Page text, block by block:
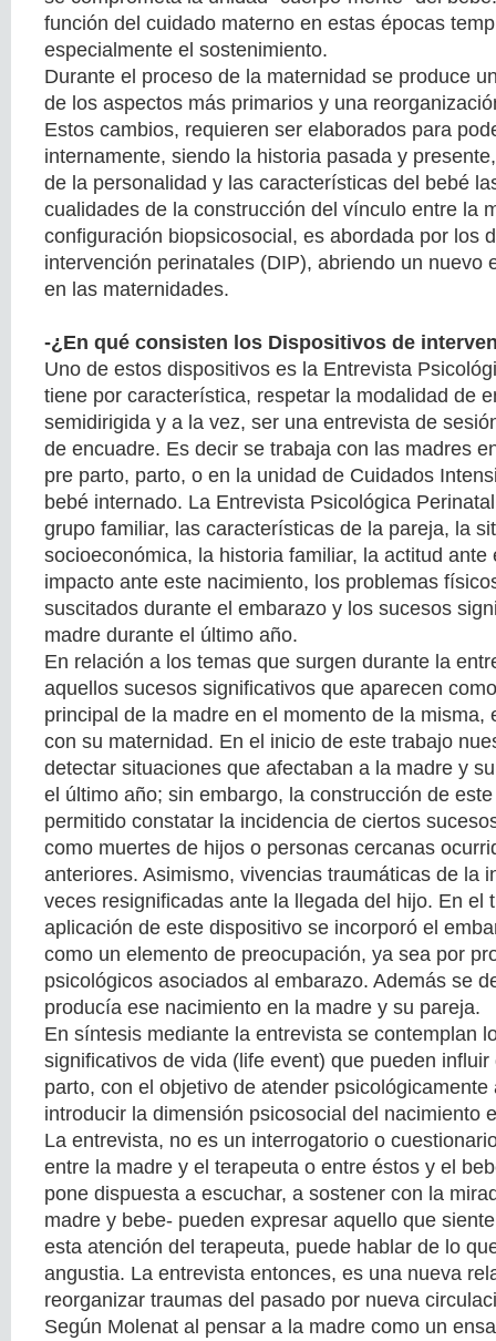
función del cuidado materno en estas épocas
especialmente el sostenimiento.
Durante el proceso de la maternidad se produce
de los aspectos más primarios y una
Estos cambios, requieren ser elaborados para
internamente, siendo la historia pasada y
de la personalidad y las características del bebé
cualidades de la construcción del vínculo entre la
configuración biopsicosocial, es abordada por los
intervención perinatales (DIP), abriendo un nuevo
en las maternidades.
-¿En qué consisten los Dispositivos de
Uno de estos dispositivos es la Entrevista
tiene por característica, respetar la modalidad de
semidirigida y a la vez, ser una entrevista de
de encuadre. Es decir se trabaja con las madres
pre parto, parto, o en la unidad de Cuidados
bebé internado. La Entrevista Psicológica
grupo familiar, las características de la pareja, la
socioeconómica, la historia familiar, la actitud ante
impacto ante este nacimiento, los problemas
suscitados durante el embarazo y los sucesos
madre durante el último año.
En relación a los temas que surgen durante la
aquellos sucesos significativos que aparecen
principal de la madre en el momento de la misma,
con su maternidad. En el inicio de este trabajo
detectar situaciones que afectaban a la madre y
el último año; sin embargo, la construcción de
permitido constatar la incidencia de ciertos
como muertes de hijos o personas cercanas
anteriores. Asimismo, vivencias traumáticas de la
veces resignificadas ante la llegada del hijo. En el
aplicación de este dispositivo se incorporó el
como un elemento de preocupación, ya sea por
psicológicos asociados al embarazo. Además se
producía ese nacimiento en la madre y su pareja.
En síntesis mediante la entrevista se contemplan
significativos de vida (life event) que pueden
parto, con el objetivo de atender psicológicamente
introducir la dimensión psicosocial del nacimiento
La entrevista, no es un interrogatorio o
entre la madre y el terapeuta o entre éstos y el
pone dispuesta a escuchar, a sostener con la
madre y bebe- pueden expresar aquello que
esta atención del terapeuta, puede hablar de lo
angustia. La entrevista entonces, es una nueva
reorganizar traumas del pasado por nueva
Según Molenat al pensar a la madre como un